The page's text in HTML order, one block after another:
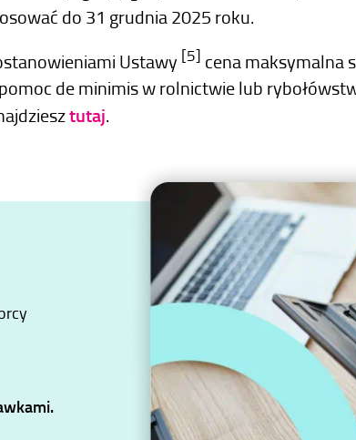
do 31 grudnia 2025 roku.
Ustawy [5] cena maksymalna
de minimis w rolnictwie lub
tutaj.